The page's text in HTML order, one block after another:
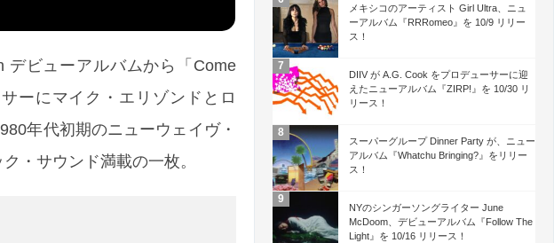
デビューアルバムから「Come
ーにマイク・エリゾンドとロ
年代初期のニューウェイヴ・
・サウンド満載の一枚。
メキシコのアーティスト Girl Ultra、ニュ
ーアルバム『RRRomeo』を 10/9 リリー
ス！
DIIV が A.G. Cook をプロデューサーに迎
えたニューアルバム『ZIRP!』を 10/30 リ
リース！
スーパーグループ Dinner Party が、ニュー
アルバム『Whatchu Bringing?』をリリー
ス！
NYのシンガーソングライター June
McDoom、デビューアルバム『Follow The
Light』を 10/16 リリース！